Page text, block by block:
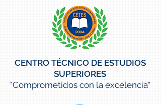
CENTRO TÉCNICO DE ESTUDIOS
SUPERIORES
"Comprometidos con la excelencia"